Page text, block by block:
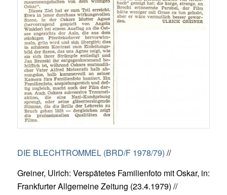
DIE BLECHTROMMEL (BRD/F 1978/79) //
Greiner, Ulrich: Verspätetes Familienfoto mit Oskar, in:
Frankfurter Allgemeine Zeitung (23.4.1979) //